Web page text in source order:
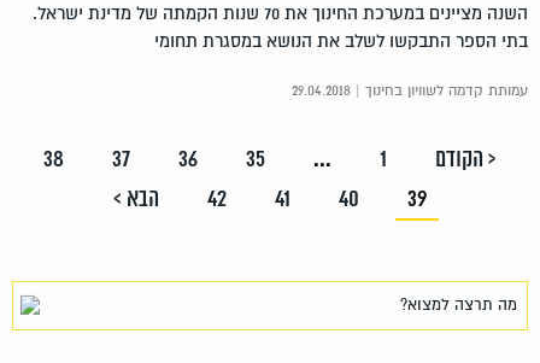
השנה מציינים במערכת החינוך את 70 שנות הקמתה של מדינת ישראל.
בתי הספר התבקשו לשלב את הנושא במסגרת תחומי
עמותת קדמה לשוויון בחינוך | 29.04.2018
< הקודם 1
...
35
36
37
38
39
40
41
42 הבא >